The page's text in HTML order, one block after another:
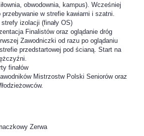
obwodownia, kampus). Wcześniej
w strefie kawiarni i szatni.
izolacji (finały OS)
Finalistów oraz oglądanie dróg
Zawodniczki od razu po oglądaniu
przedstartowej pod ścianą. Start na
finałów
Mistrzostw Polski Seniorów oraz
Zerwa